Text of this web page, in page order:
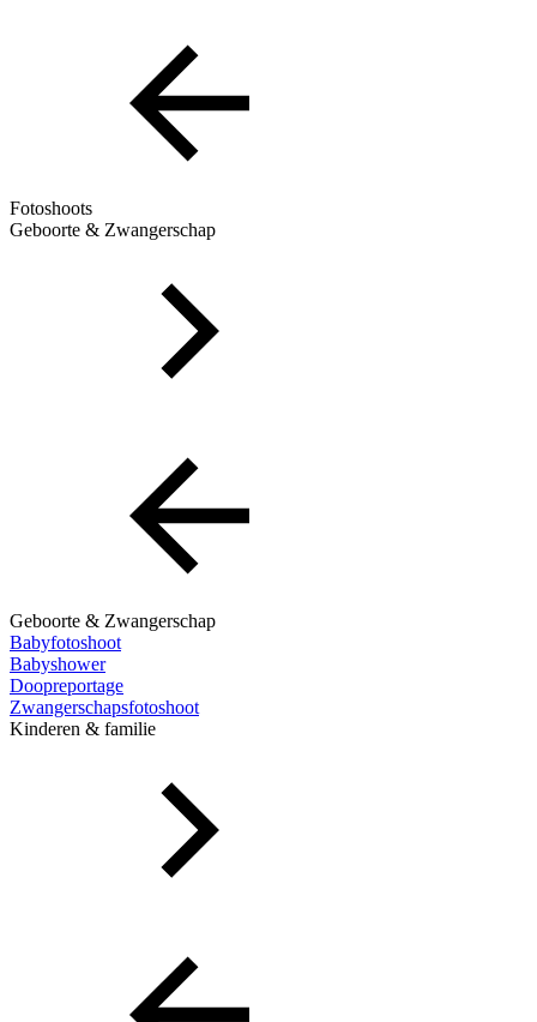
Fotoshoots
Geboorte & Zwangerschap
Geboorte & Zwangerschap
Babyfotoshoot
Babyshower
Doopreportage
Zwangerschapsfotoshoot
Kinderen & familie